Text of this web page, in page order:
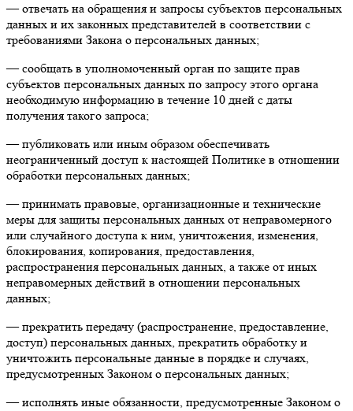
— отвечать на обращения и запросы субъектов персональных
данных и их законных представителей в соответствии с
требованиями Закона о персональных данных;
— сообщать в уполномоченный орган по защите прав
субъектов персональных данных по запросу этого органа
необходимую информацию в течение 10 дней с даты
получения такого запроса;
— публиковать или иным образом обеспечивать
неограниченный доступ к настоящей Политике в отношении
обработки персональных данных;
— принимать правовые, организационные и технические
меры для защиты персональных данных от неправомерного
или случайного доступа к ним, уничтожения, изменения,
блокирования, копирования, предоставления,
распространения персональных данных, а также от иных
неправомерных действий в отношении персональных
данных;
— прекратить передачу (распространение, предоставление,
доступ) персональных данных, прекратить обработку и
уничтожить персональные данные в порядке и случаях,
предусмотренных Законом о персональных данных;
— исполнять иные обязанности, предусмотренные Законом о